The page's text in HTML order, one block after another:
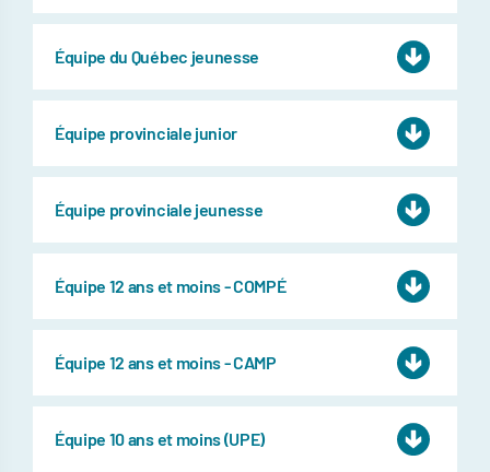
Équipe du Québec jeunesse
Équipe provinciale junior
Équipe provinciale jeunesse
Équipe 12 ans et moins - COMPÉ
Équipe 12 ans et moins - CAMP
Équipe 10 ans et moins (UPE)